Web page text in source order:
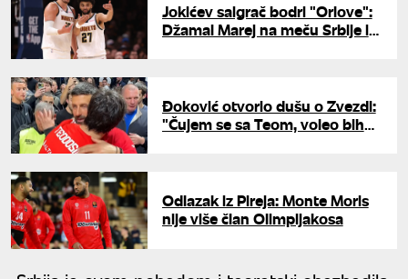
Jokićev saigrač bodri "Orlove":
Džamal Marej na meču Srbije i
Đoković otvorio dušu o Zvezdi:
"Čujem se sa Teom, voleo bih
Odlazak iz Pireja: Monte Moris
nije više član Olimpijakosa